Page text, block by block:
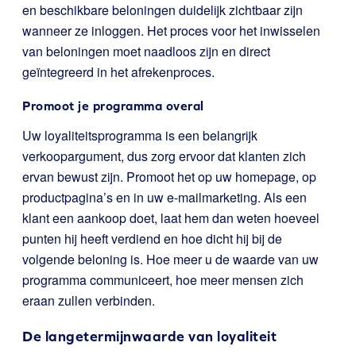
en beschikbare beloningen duidelijk zichtbaar zijn
wanneer ze inloggen. Het proces voor het inwisselen
van beloningen moet naadloos zijn en direct
geïntegreerd in het afrekenproces.
Promoot je programma overal
Uw loyaliteitsprogramma is een belangrijk
verkoopargument, dus zorg ervoor dat klanten zich
ervan bewust zijn. Promoot het op uw homepage, op
productpagina’s en in uw e-mailmarketing. Als een
klant een aankoop doet, laat hem dan weten hoeveel
punten hij heeft verdiend en hoe dicht hij bij de
volgende beloning is. Hoe meer u de waarde van uw
programma communiceert, hoe meer mensen zich
eraan zullen verbinden.
De langetermijnwaarde van loyaliteit